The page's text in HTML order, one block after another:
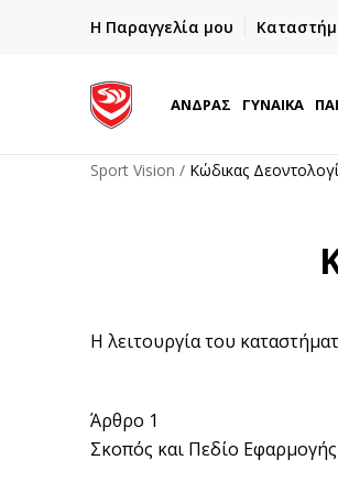
Η Παραγγελία μου
ΓΡΗΓΟΡΟΤΕΡΗ
ΑΝΔΡΑΣ ΓΥΝΑΙΚΑ
Sport Vision Κώδικας
Η λειτουργία του
Άρθρο 1
Σκοπός και Πεδίο Εφαρμογής